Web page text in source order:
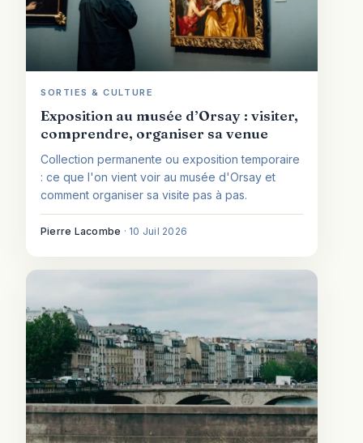
SORTIES & CULTURE
Exposition au musée d’Orsay : visiter,
comprendre, organiser sa venue
Collection permanente ou exposition temporaire
: ce que l'on vient voir au musée d'Orsay et
comment organiser sa visite pas à pas.
Pierre Lacombe · 10 Juil 2026